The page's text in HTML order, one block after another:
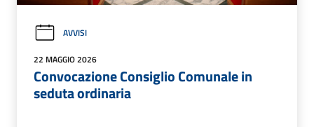
AVVISI
22 MAGGIO 2026
Convocazione Consiglio Comunale in
seduta ordinaria